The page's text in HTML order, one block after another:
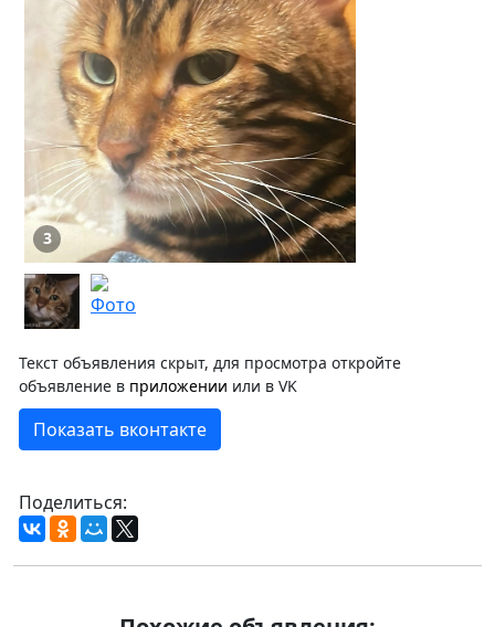
3
Текст объявления скрыт, для просмотра откройте
объявление в приложении или в VK
Показать вконтакте
Поделиться: